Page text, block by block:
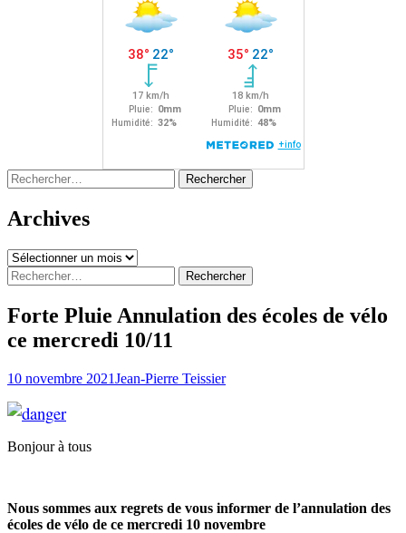
Rechercher :
Archives
Archives
Rechercher :
Forte Pluie Annulation des écoles de vélo
ce mercredi 10/11
10 novembre 2021Jean-Pierre Teissier
Bonjour à tous
Nous sommes aux regrets de vous informer de l’annulation des
écoles de vélo de ce mercredi 10 novembre